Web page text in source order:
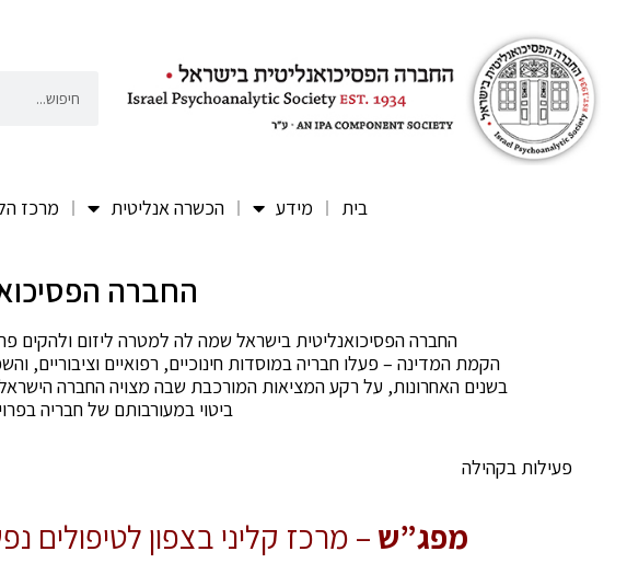
בית מידע הכשרה אנליטית מרכז
החברה
החברה הפסיכואנליטית בישראל שמה לה למטרה ליזום ולהקים
הקמת המדינה – פעלו חבריה במוסדות חינוכיים, רפואיים וציבוריים,
בשנים האחרונות, על רקע המציאות המורכבת שבה מצויה החברה
ביטוי במעורבותם של חבריה
פעילות בקהילה
מפג”ש –מרכז קליני בצפון לטיפולים